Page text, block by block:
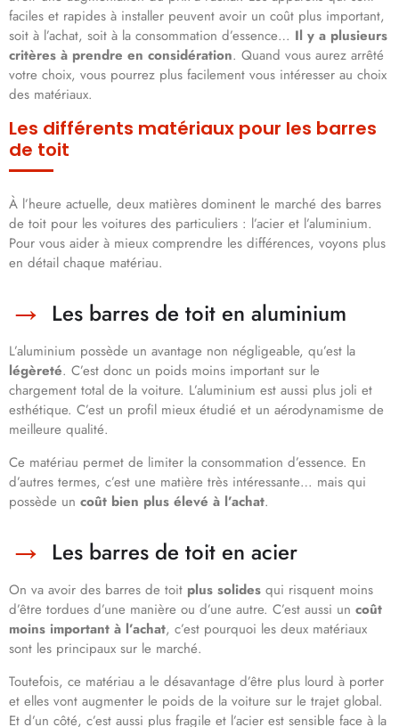
faciles et rapides à installer peuvent avoir un coût plus important,
soit à l’achat, soit à la consommation d’essence… Il y a plusieurs
critères à prendre en considération. Quand vous aurez arrêté
votre choix, vous pourrez plus facilement vous intéresser au choix
des matériaux.
Les différents matériaux pour les barres
de toit
À l’heure actuelle, deux matières dominent le marché des barres
de toit pour les voitures des particuliers : l’acier et l’aluminium.
Pour vous aider à mieux comprendre les différences, voyons plus
en détail chaque matériau.
Les barres de toit en aluminium
L’aluminium possède un avantage non négligeable, qu’est la
légèreté. C’est donc un poids moins important sur le
chargement total de la voiture. L’aluminium est aussi plus joli et
esthétique. C’est un profil mieux étudié et un aérodynamisme de
meilleure qualité.
Ce matériau permet de limiter la consommation d’essence. En
d’autres termes, c’est une matière très intéressante… mais qui
possède un coût bien plus élevé à l’achat.
Les barres de toit en acier
On va avoir des barres de toit plus solides qui risquent moins
d’être tordues d’une manière ou d’une autre. C’est aussi un coût
moins important à l’achat, c’est pourquoi les deux matériaux
sont les principaux sur le marché.
Toutefois, ce matériau a le désavantage d’être plus lourd à porter
et elles vont augmenter le poids de la voiture sur le trajet global.
Et d’un côté, c’est aussi plus fragile et l’acier est sensible face à la